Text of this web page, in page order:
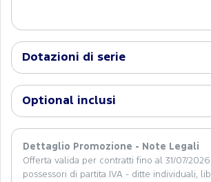
Dotazioni di serie
Optional inclusi
Dettaglio Promozione - Note Legali
Offerta valida per contratti fino al 31/07/
possessori di partita IVA - ditte individuali,